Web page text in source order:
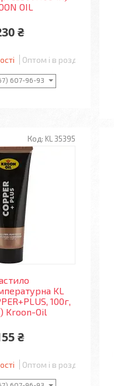
OIL
₴
Оптом і в роздріб
607-96-93
KL 35395
KL
100г,
Kroon-Oil
₴
Оптом і в роздріб